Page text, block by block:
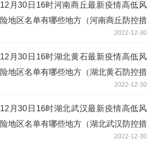
12月30日16时河南商丘最新疫情高低风
险地区名单有哪些地方（河南商丘防控措
2022-12-30
12月30日16时湖北黄石最新疫情高低风
险地区名单有哪些地方（湖北黄石防控措
2022-12-30
12月30日16时湖北武汉最新疫情高低风
险地区名单有哪些地方（湖北武汉防控措
2022-12-30